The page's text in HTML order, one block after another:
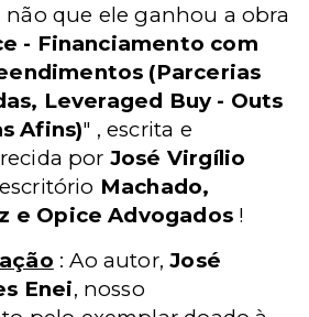
não que ele ganhou a obra
- Financiamento com
(Parcerias
Leveraged Buy - Outs
Afins)" , escrita e
por José Virgílio
Machado,
e Opice Advogados !
: Ao autor,José
Enei, nosso